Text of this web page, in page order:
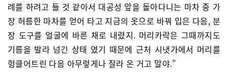
례를 하려고 들 것 같아서 대공성 앞을 돌아다니는 마차 중 가
장 허름한 마차를 얻어 타고 지금의 옷으로 바꿔 입은 다음, 분
장 도구를 얼굴에 바른 채로 내렸지. 머리카락은 그때까지도
기름을 발라 넘긴 상태 였기 때문에 근처 시냇가에서 머리를
헝클어트린 다음 아무렇게나 잘라 온 거고 말야.”